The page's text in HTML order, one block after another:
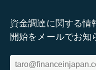
資金調達に関する情
開始をメールでお知